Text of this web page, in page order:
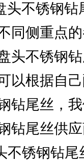
不锈钢
同侧重点
头不锈钢
以根据自
钻尾丝，
钻尾丝供
锈钢钻尾